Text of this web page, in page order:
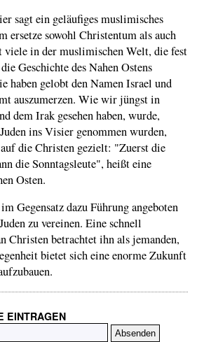
sagt ein geläufiges muslimisches
ersetze sowohl Christentum als auch
viele in der muslimischen Welt, die fest
Geschichte des Nahen Ostens
haben gelobt den Namen Israel und
auszumerzen. Wie wir jüngst in
dem Irak gesehen haben, wurde,
ins Visier genommen wurden,
auf die Christen gezielt: "Zuerst die
die Sonntagsleute", heißt eine
Osten.
Gegensatz dazu Führung angeboten
zu vereinen. Eine schnell
Christen betrachtet ihn als jemanden,
bietet sich eine enorme Zukunft
EINTRAGEN